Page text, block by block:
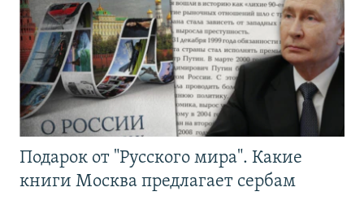
Подарок от "Русского мира". Какие
книги Москва предлагает сербам